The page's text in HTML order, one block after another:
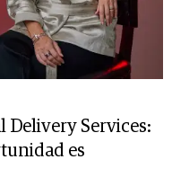
Delivery Services:
es